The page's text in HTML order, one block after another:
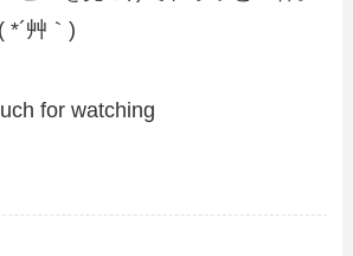
*´艸｀)
for watching